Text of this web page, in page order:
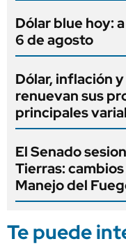
Dólar blue hoy:
6 de agosto
Dólar, inflación
renuevan sus
principales
El Senado
Tierras:
Manejo del
Te puede